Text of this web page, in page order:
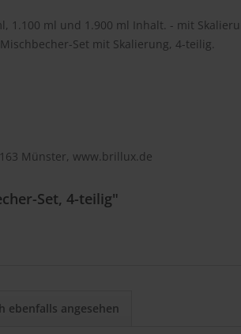
1.100 ml und 1.900 ml Inhalt. - mit
Set mit Skalierung, 4-teilig.
Münster, www.brillux.de
Set, 4-teilig"
ebenfalls angesehen